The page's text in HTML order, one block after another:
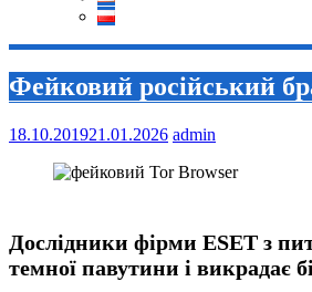
Фейковий російський
18.10.201921.01.2026 admin
Дослідники фірми ESET з
темної павутини і викрадає